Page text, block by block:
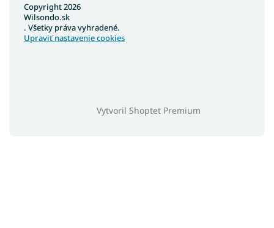
Vytvoril Shoptet Premium
Copyright 2026
Wilsondo.sk
. Všetky práva vyhradené.
Upraviť nastavenie cookies